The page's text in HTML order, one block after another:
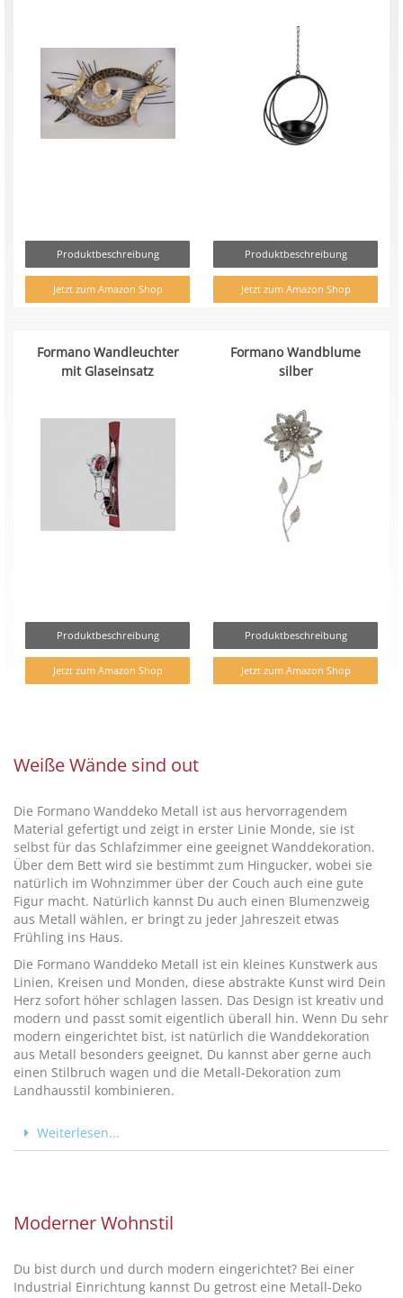
Produktbeschreibung
Jetzt zum Amazon Shop
Produktbeschreibung
Jetzt zum Amazon Shop
Formano Wandleuchter
mit Glaseinsatz
Produktbeschreibung
Jetzt zum Amazon Shop
Formano Wandblume
silber
Produktbeschreibung
Jetzt zum Amazon Shop
Weiße Wände sind out
Die Formano Wanddeko Metall ist aus hervorragendem
Material gefertigt und zeigt in erster Linie Monde, sie ist
selbst für das Schlafzimmer eine geeignet Wanddekoration.
Über dem Bett wird sie bestimmt zum Hingucker, wobei sie
natürlich im Wohnzimmer über der Couch auch eine gute
Figur macht. Natürlich kannst Du auch einen Blumenzweig
aus Metall wählen, er bringt zu jeder Jahreszeit etwas
Frühling ins Haus.
Die Formano Wanddeko Metall ist ein kleines Kunstwerk aus
Linien, Kreisen und Monden, diese abstrakte Kunst wird Dein
Herz sofort höher schlagen lassen. Das Design ist kreativ und
modern und passt somit eigentlich überall hin. Wenn Du sehr
modern eingerichtet bist, ist natürlich die Wanddekoration
aus Metall besonders geeignet, Du kannst aber gerne auch
einen Stilbruch wagen und die Metall-Dekoration zum
Landhausstil kombinieren.
Weiterlesen...
Moderner Wohnstil
Du bist durch und durch modern eingerichtet? Bei einer
Industrial Einrichtung kannst Du getrost eine Metall-Deko